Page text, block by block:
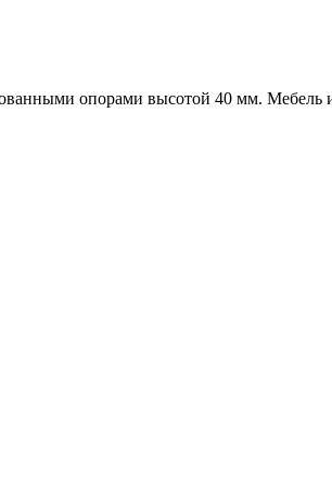
опорами высотой 40 мм. Мебель